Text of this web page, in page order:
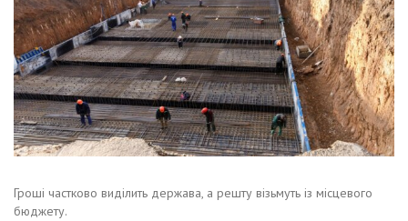
Гроші частково виділить держава, а решту візьмуть із місцевого
бюджету.